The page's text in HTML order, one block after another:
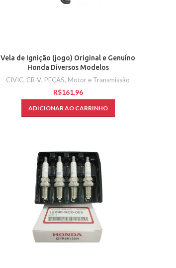
Vela de Ignição (jogo) Original e Genuíno
Honda Diversos Modelos
CIVIC, CR-V, PEÇAS, Motor e Transmissão
R$
ADICIONAR AO CARRINHO